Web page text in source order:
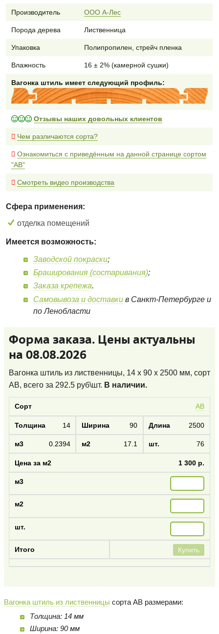
Производитель ООО А-Лес
Порода дерева Лиственница
Упаковка Полипропилен, стрейч пленка
Влажность 16 ± 2% (камерной сушки)
Вагонка штиль имеет следующий профиль:
Отзывы наших довольных клиентов
Чем различаются сорта?
Ознакомиться с приведённым на данной странице сортом
"AB"
Смотреть видео производства
Сфера применения:
отделка помещений
Имеется возможность:
Заводской покраски;
Браширования (состаривания);
Заказа крепежа.
Самовывоза и доставки в Санкт-Петербурге и
по Ленобласти
Форма заказа. Цены актуальны
на 08.08.2026
Вагонка штиль из лиственницы, 14 x 90 x 2500 мм, сорт
AB, всего за 292.5 руб\шт. В наличии.
AB
14 90 2500
0.2394 17.1 76
1 300 р.
Купить
Вагонка штиль из лиственницы сорта AB размерами:
Толщина: 14 мм
Ширина: 90 мм